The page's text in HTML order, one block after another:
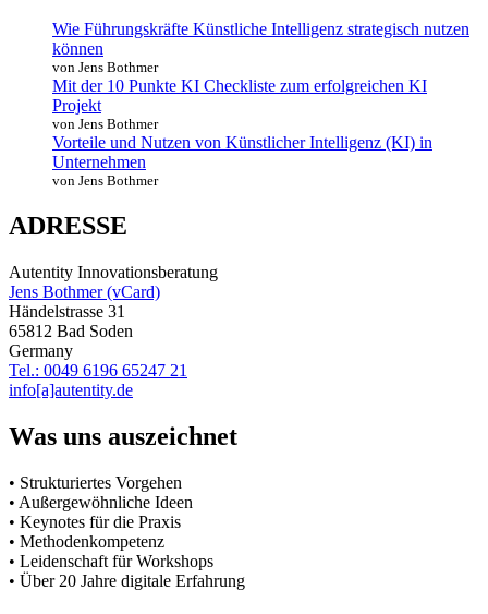
Wie Führungskräfte Künstliche Intelligenz strategisch nutzen
können
von Jens Bothmer
Mit der 10 Punkte KI Checkliste zum erfolgreichen KI
Projekt
von Jens Bothmer
Vorteile und Nutzen von Künstlicher Intelligenz (KI) in
Unternehmen
von Jens Bothmer
ADRESSE
Autentity Innovationsberatung
Jens Bothmer (vCard)
Händelstrasse 31
65812 Bad Soden
Germany
Tel.: 0049 6196 65247 21
info[a]autentity.de
Was uns auszeichnet
• Strukturiertes Vorgehen
• Außergewöhnliche Ideen
• Keynotes für die Praxis
• Methodenkompetenz
• Leidenschaft für Workshops
• Über 20 Jahre digitale Erfahrung